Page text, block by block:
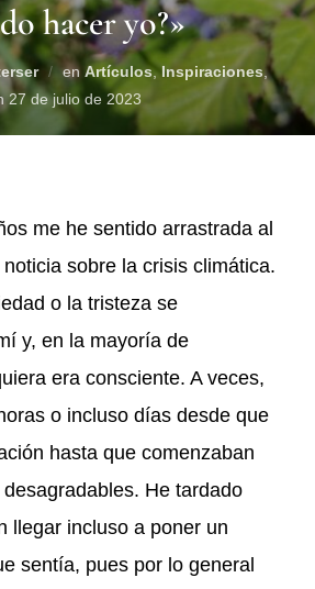
hacer yo?»
en Artículos,Inspiraciones,
27 de julio de 2023
me he sentido arrastrada al
sobre la crisis climática.
o la tristeza se
y, en la mayoría de
era consciente. A veces,
o incluso días desde que
hasta que comenzaban
He tardado
llegar incluso a poner un
sentía, pues por lo general